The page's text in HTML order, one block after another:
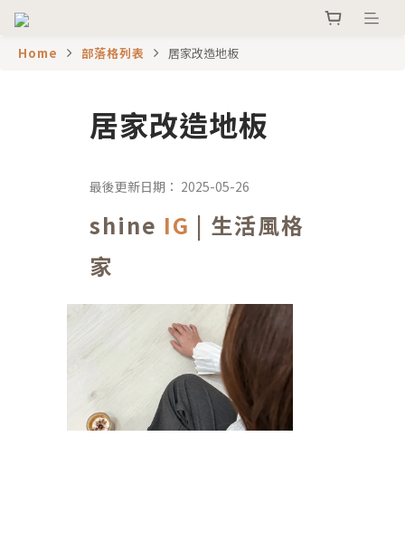
Home 部落格列表 居家改造地板
居家改造地板
2025-05-26
shine IG | 生活風格
家